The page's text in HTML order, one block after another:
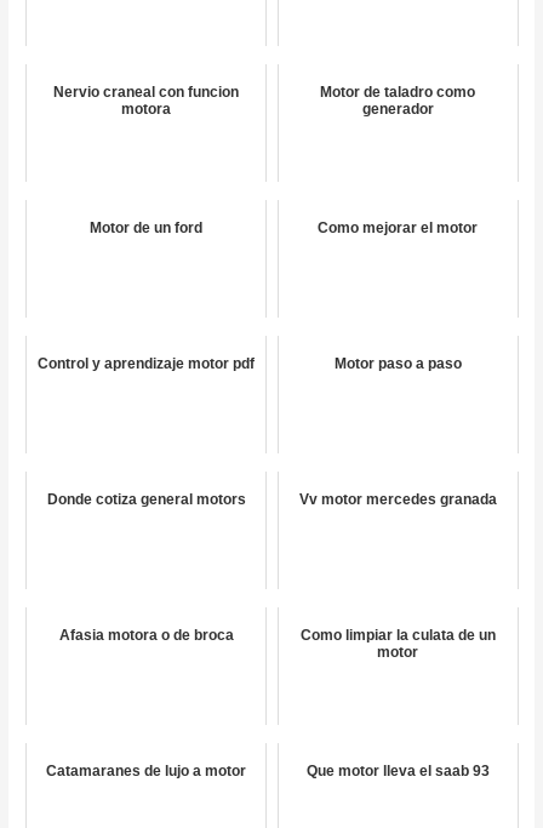
Nervio craneal con funcion
motora
Motor de taladro como
generador
Motor de un ford Como mejorar el motor
Control y aprendizaje motor pdf Motor paso a paso
Donde cotiza general motors Vv motor mercedes granada
Afasia motora o de broca
Como limpiar la culata de un
motor
Catamaranes de lujo a motor Que motor lleva el saab 93